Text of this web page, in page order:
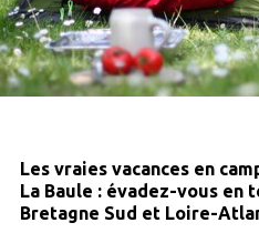
Les vraies vacances en
La Baule : évadez-vous en
Bretagne Sud et Loire-